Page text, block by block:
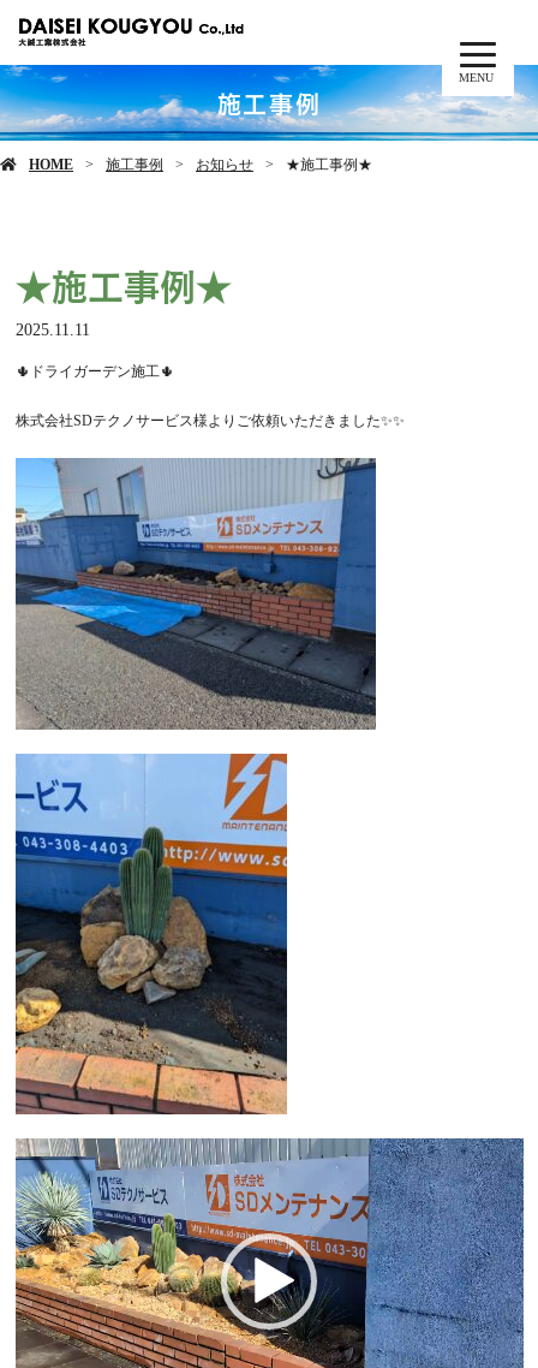
MENU
施工事例
HOME 施工事例 お知らせ ★施工事例★
★施工事例★
2025.11.11
🌵ドライガーデン施工🌵
株式会社SDテクノサービス様よりご依頼いただきました✨✨
動
画
プ
レ
ー
ヤ
ー